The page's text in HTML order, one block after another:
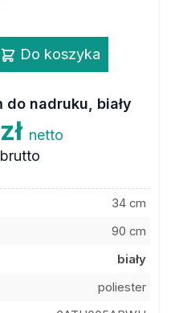
Do koszyka
do nadruku, biały
netto
brutto
34 cm
90 cm
biały
poliester